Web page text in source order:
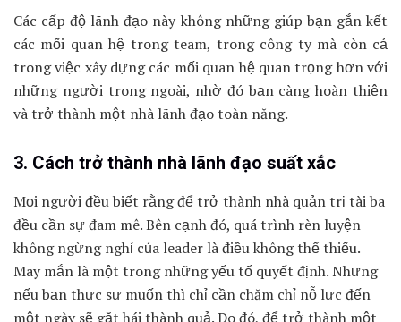
Các cấp độ lãnh đạo này không những giúp bạn gắn kết
các mối quan hệ trong team, trong công ty mà còn cả
trong việc xây dựng các mối quan hệ quan trọng hơn với
những người trong ngoài, nhờ đó bạn càng hoàn thiện
và trở thành một nhà lãnh đạo toàn năng.
3. Cách trở thành nhà lãnh đạo suất xắc
Mọi người đều biết rằng để trở thành nhà quản trị tài ba
đều cần sự đam mê. Bên cạnh đó, quá trình rèn luyện
không ngừng nghỉ của leader là điều không thể thiếu.
May mắn là một trong những yếu tố quyết định. Nhưng
nếu bạn thực sự muốn thì chỉ cần chăm chỉ nỗ lực đến
một ngày sẽ gặt hái thành quả. Do đó, để trở thành một